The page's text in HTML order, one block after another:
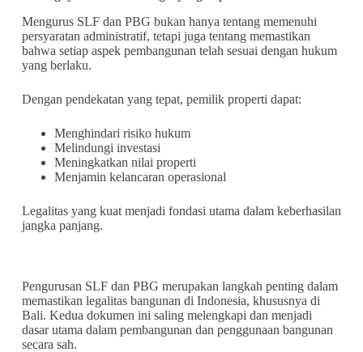
Mengurus SLF dan PBG bukan hanya tentang memenuhi
persyaratan administratif, tetapi juga tentang memastikan
bahwa setiap aspek pembangunan telah sesuai dengan hukum
yang berlaku.
Dengan pendekatan yang tepat, pemilik properti dapat:
Menghindari risiko hukum
Melindungi investasi
Meningkatkan nilai properti
Menjamin kelancaran operasional
Legalitas yang kuat menjadi fondasi utama dalam keberhasilan
jangka panjang.
Pengurusan SLF dan PBG merupakan langkah penting dalam
memastikan legalitas bangunan di Indonesia, khususnya di
Bali. Kedua dokumen ini saling melengkapi dan menjadi
dasar utama dalam pembangunan dan penggunaan bangunan
secara sah.